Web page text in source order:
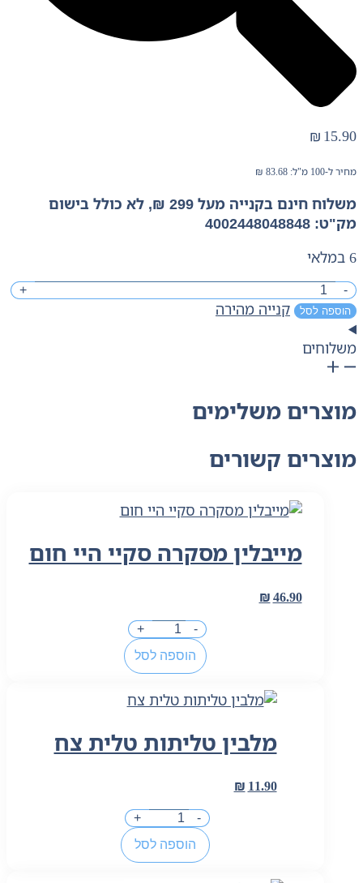
₪ 15.90
מחיר ל-100 מ"ל: ₪83.68
משלוח חינם בקנייה מעל 299 ₪, לא כולל בישום
מק"ט: 4002448048848
6 במלאי
כמות
של
אייר
וייק
מילוי
ריח
מל
+
הוספה לסל
קנייה מהירה
משלוחים
מוצרים משלימים
מוצרים קשורים
מייבלין מסקרה סקיי היי חום
₪46.90
-
כמות
של
מייבלין
סקיי
חום
+
הוספה לסל
מלבין טליתות טלית צח
₪ 11.90
-
כמות
של
מלבין
+
הוספה לסל